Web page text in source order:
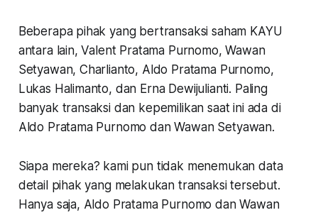
Beberapa pihak yang bertransaksi saham KAYU
antara lain, Valent Pratama Purnomo, Wawan
Setyawan, Charlianto, Aldo Pratama Purnomo,
Lukas Halimanto, dan Erna Dewijulianti. Paling
banyak transaksi dan kepemilikan saat ini ada di
Aldo Pratama Purnomo dan Wawan Setyawan.
Siapa mereka? kami pun tidak menemukan data
detail pihak yang melakukan transaksi tersebut.
Hanya saja, Aldo Pratama Purnomo dan Wawan